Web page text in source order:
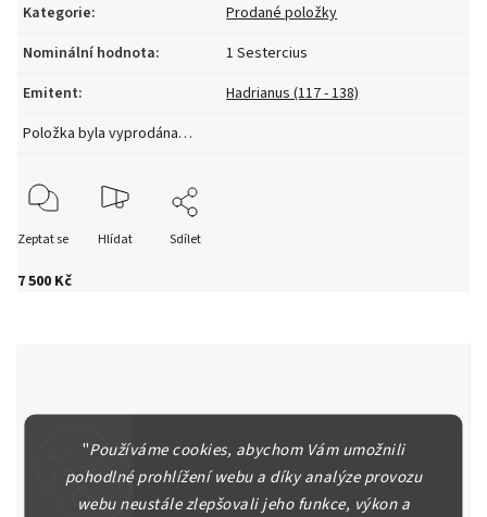
"Používáme cookies, abychom Vám umožnili
pohodlné prohlížení webu a díky analýze provozu
webu neustále zlepšovali jeho funkce, výkon a
7 500 Kč
Kategorie:
Prodané položky
Nominální hodnota:
1 Sestercius
Emitent:
Hadrianus (117 - 138)
Položka byla vyprodána…
Zeptat se Hlídat Sdílet
Náš kolektiv specialistů a znalců se Vám bude plně věnovat.
Posoudíme kvalitu a pravost Vašeho materiálu, prodáme v naší
aukci nebo Vám poradíme kam investovat.